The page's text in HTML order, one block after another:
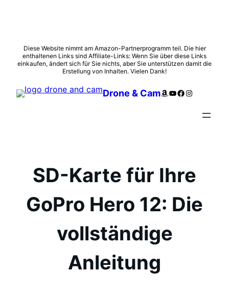
Inhalt
Diese Website nimmt am Amazon-Partnerprogramm teil. Die hier
enthaltenen Links sind Affiliate-Links: Wenn Sie über diese Links
einkaufen, ändert sich für Sie nichts, aber Sie unterstützen damit die
Erstellung von Inhalten. Vielen Dank!
Drone & CamAmazon
YouTube
Facebook
Instagram
SD-Karte für Ihre
GoPro Hero 12: Die
vollständige
Anleitung